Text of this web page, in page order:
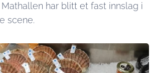
har blitt et fast innslag i
scene.